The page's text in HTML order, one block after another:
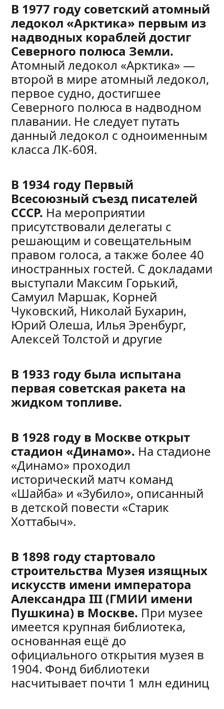
В 1977 году советский атомный
ледокол «Арктика» первым из
надводных кораблей достиг
Северного полюса Земли.
Атомный ледокол «Арктика» —
второй в мире атомный ледокол,
первое судно, достигшее
Северного полюса в надводном
плавании. Не следует путать
данный ледокол с одноименным
класса ЛК-60Я.
В 1934 году Первый
Всесоюзный съезд писателей
СССР. На мероприятии
присутствовали делегаты с
решающим и совещательным
правом голоса, а также более 40
иностранных гостей. С докладами
выступали Максим Горький,
Самуил Маршак, Корней
Чуковский, Николай Бухарин,
Юрий Олеша, Илья Эренбург,
Алексей Толстой и другие
В 1933 году была испытана
первая советская ракета на
жидком топливе.
В 1928 году в Москве открыт
стадион «Динамо». На стадионе
«Динамо» проходил
исторический матч команд
«Шайба» и «Зубило», описанный
в детской повести «Старик
Хоттабыч».
В 1898 году стартовало
строительства Музея изящных
искусств имени императора
Александра III (ГМИИ имени
Пушкина) в Москве. При музее
имеется крупная библиотека,
основанная ещё до
официального открытия музея в
1904. Фонд библиотеки
насчитывает почти 1 млн единиц